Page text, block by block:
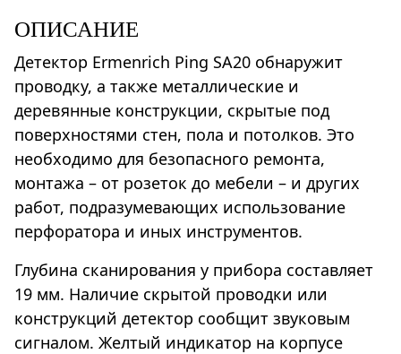
ОПИСАНИЕ
Детектор Ermenrich Ping SA20 обнаружит
проводку, а также металлические и
деревянные конструкции, скрытые под
поверхностями стен, пола и потолков. Это
необходимо для безопасного ремонта,
монтажа – от розеток до мебели – и других
работ, подразумевающих использование
перфоратора и иных инструментов.
Глубина сканирования у прибора составляет
19 мм. Наличие скрытой проводки или
конструкций детектор сообщит звуковым
сигналом. Желтый индикатор на корпусе